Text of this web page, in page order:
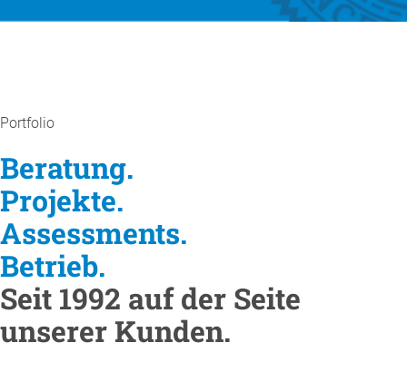
Portfolio
Beratung.
Projekte.
Assessments.
Betrieb.
Seit 1992 auf der Seite
unserer Kunden.